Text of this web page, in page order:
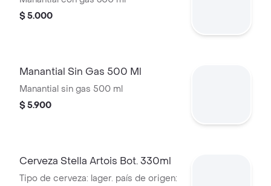
$ 5.000
Manantial Sin Gas 500 Ml
Manantial sin gas 500 ml
$ 5.900
Cerveza Stella Artois Bot. 330ml
Tipo de cerveza: lager. país de origen: